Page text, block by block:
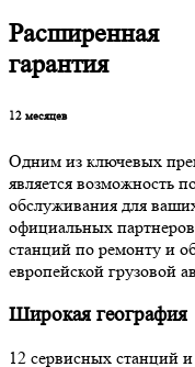
Расширенная
гарантия
12 месяцев
Одним из ключевых
является возможность
обслуживания для
официальных
станций по ремонту и
европейской грузовой
Широкая география
12 сервисных станций